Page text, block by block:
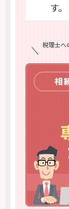
す。
税理士へ